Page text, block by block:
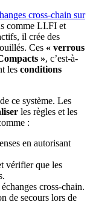
cross-chain sur
comme LI.FI et
il crée des
Ces « verrous
», c’est-à-
les conditions
de ce système. Les
les règles et les
:
en autorisant
vérifier que les
cross-chain.
de secours lors de